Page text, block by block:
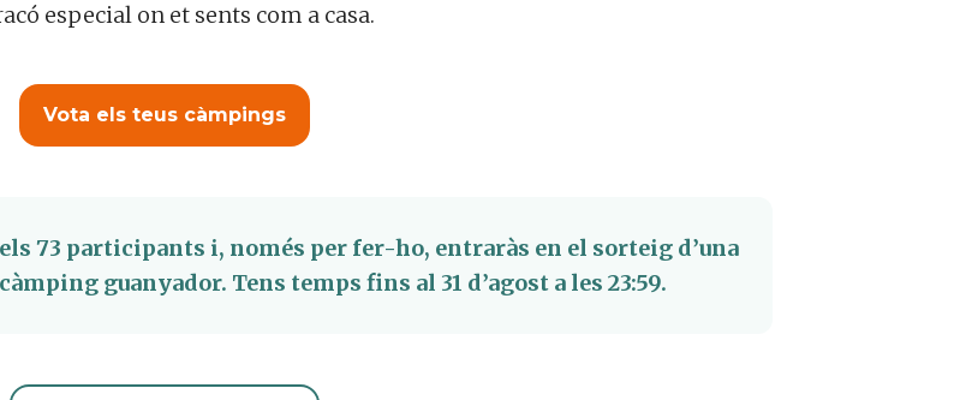
especial on et sents com a casa.
Vota els teus càmpings
73 participants i, només per fer-ho, entraràs en el sorteig d’una
guanyador. Tens temps fins al 31 d’agost a les 23:59.